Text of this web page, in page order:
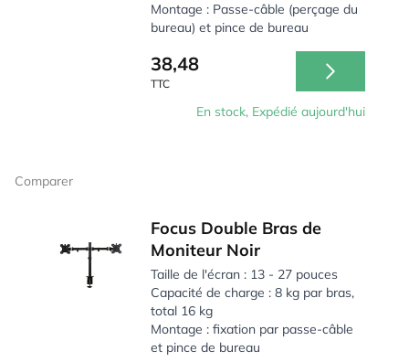
Montage : Passe-câble (perçage du
bureau) et pince de bureau
38,48
TTC
En stock, Expédié aujourd'hui
Comparer
Focus Double Bras de
Moniteur Noir
Taille de l'écran : 13 - 27 pouces
Capacité de charge : 8 kg par bras,
total 16 kg
Montage : fixation par passe-câble
et pince de bureau